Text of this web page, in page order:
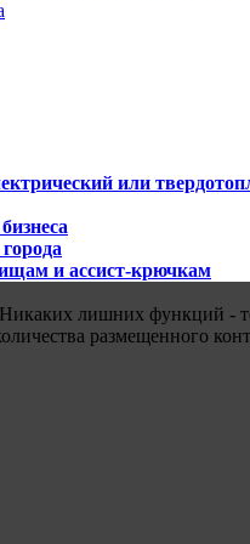
или
и ассист-крючкам
лишних функций -
размещенного